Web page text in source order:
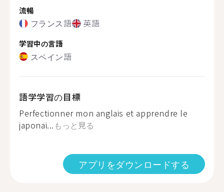
流暢
フランス語 英語
学習中の言語
スペイン語
語学学習の目標
Perfectionner mon anglais et apprendre le
japonai... もっと見る
アプリをダウンロードする